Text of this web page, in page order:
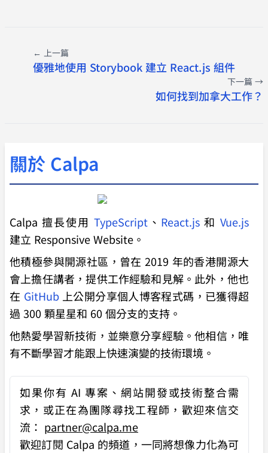
← 上一篇
優雅地使用 Storybook 建立 React.js 組件
下一篇 →
如何找到加拿大工作？
關於 Calpa
Calpa 擅長使用 TypeScript 、 React.js 和 Vue.js
建立 Responsive Website。
他積極參與開源社區，曾在 2019 年的香港開源大
會上擔任講者，提供工作經驗和見解。此外，他也
在 GitHub上公開分享個人博客程式碼，已獲得超
過 300 顆星星和 60 個分支的支持。
他熱愛學習新技術，並樂意分享經驗。他相信，唯
有不斷學習才能跟上快速演變的技術環境。
如果你有AI 專案、網站開發或技術整合需
求 ，或正在為團隊尋找工程師，歡迎來信交
流： partner@calpa.me
歡迎訂閱 Calpa 的頻道，一同將想像力化為可